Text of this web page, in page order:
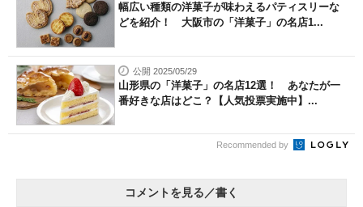
幅広い種類の洋菓子が味わえるパティスリーな
どを紹介！ 大阪市の「洋菓子」の名店1...
公開 2025/05/29
山形県の「洋菓子」の名店12選！ あなたが一
番好きな店はどこ？【人気投票実施中】...
Recommended by
コメントを見る／書く